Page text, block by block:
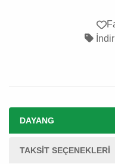
DAYANG
TAKSIT SEÇENEKLERI